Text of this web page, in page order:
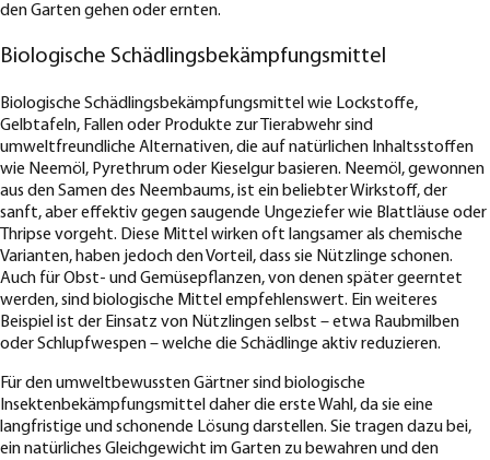
den Garten gehen oder ernten.
Biologische Schädlingsbekämpfungsmittel
Biologische Schädlingsbekämpfungsmittel wie Lockstoffe,
Gelbtafeln, Fallen oder Produkte zur Tierabwehr sind
umweltfreundliche Alternativen, die auf natürlichen Inhaltsstoffen
wie Neemöl, Pyrethrum oder Kieselgur basieren. Neemöl, gewonnen
aus den Samen des Neembaums, ist ein beliebter Wirkstoff, der
sanft, aber effektiv gegen saugende Ungeziefer wie Blattläuse oder
Thripse vorgeht. Diese Mittel wirken oft langsamer als chemische
Varianten, haben jedoch den Vorteil, dass sie Nützlinge schonen.
Auch für Obst- und Gemüsepflanzen, von denen später geerntet
werden, sind biologische Mittel empfehlenswert. Ein weiteres
Beispiel ist der Einsatz von Nützlingen selbst – etwa Raubmilben
oder Schlupfwespen – welche die Schädlinge aktiv reduzieren.
Für den umweltbewussten Gärtner sind biologische
Insektenbekämpfungsmittel daher die erste Wahl, da sie eine
langfristige und schonende Lösung darstellen. Sie tragen dazu bei,
ein natürliches Gleichgewicht im Garten zu bewahren und den